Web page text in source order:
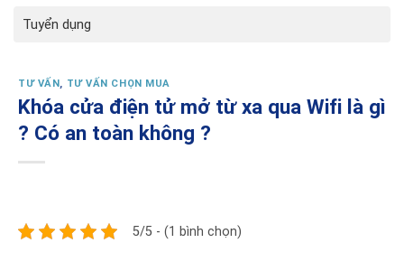
Tuyển dụng
TƯ VẤN, TƯ VẤN CHỌN MUA
Khóa cửa điện tử mở từ xa qua Wifi là gì
? Có an toàn không ?
5/5 - (1 bình chọn)